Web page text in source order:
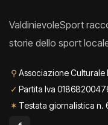
ValdinievoleSport
storie dello sport
⚲ Associazione Culturale
✓ Partita Iva
✶ Testata giornalistica n.